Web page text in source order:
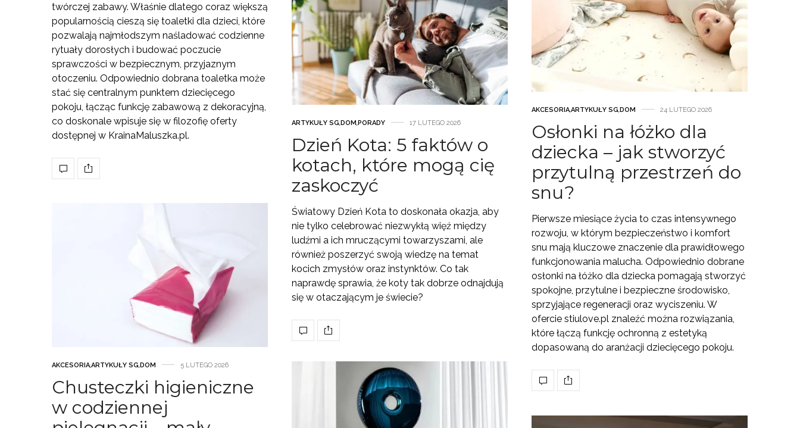
twórczej zabawy. Właśnie dlatego coraz większą
popularnością cieszą się toaletki dla dzieci, które
pozwalają najmłodszym naśladować codzienne
rytuały dorosłych i budować poczucie
sprawczości w bezpiecznym, przyjaznym
otoczeniu. Odpowiednio dobrana toaletka może
stać się centralnym punktem dziecięcego
pokoju, łącząc funkcję zabawową z dekoracyjną,
co doskonale wpisuje się w filozofię oferty
dostępnej w KrainaMaluszka.pl.
AKCESORIA,ARTYKUŁY SG,DOM 24 LUTEGO 2026
Osłonki na łóżko dla
dziecka – jak stworzyć
przytulną przestrzeń do
snu?
Pierwsze miesiące życia to czas intensywnego
rozwoju, w którym bezpieczeństwo i komfort
snu mają kluczowe znaczenie dla prawidłowego
funkcjonowania malucha. Odpowiednio dobrane
osłonki na łóżko dla dziecka pomagają stworzyć
spokojne, przytulne i bezpieczne środowisko,
sprzyjające regeneracji oraz wyciszeniu. W
ofercie stiulove.pl znaleźć można rozwiązania,
które łączą funkcję ochronną z estetyką
dopasowaną do aranżacji dziecięcego pokoju.
ARTYKUŁY SG,DOM,PORADY 17 LUTEGO 2026
Dzień Kota: 5 faktów o
kotach, które mogą cię
zaskoczyć
Światowy Dzień Kota to doskonała okazja, aby
nie tylko celebrować niezwykłą więź między
ludźmi a ich mruczącymi towarzyszami, ale
również poszerzyć swoją wiedzę na temat
kocich zmysłów oraz instynktów. Co tak
naprawdę sprawia, że koty tak dobrze odnajdują
się w otaczającym je świecie?
AKCESORIA,ARTYKUŁY SG,DOM 5 LUTEGO 2026
Chusteczki higieniczne
w codziennej